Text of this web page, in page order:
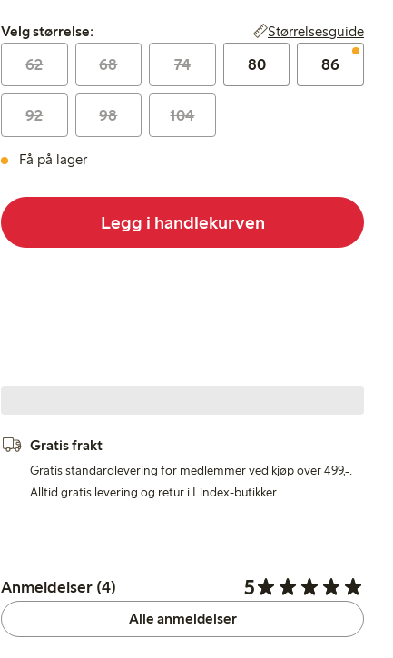
Velg størrelse:
Velg størrelse: Størrelsesguide
62 68 74 80 86
92 98 104
Få på lager
Legg i handlekurven
Gratis frakt
Gratis standardlevering for medlemmer ved kjøp over 499,-.
Alltid gratis levering og retur i Lindex-butikker.
Anmeldelser (4) 5
Alle anmeldelser